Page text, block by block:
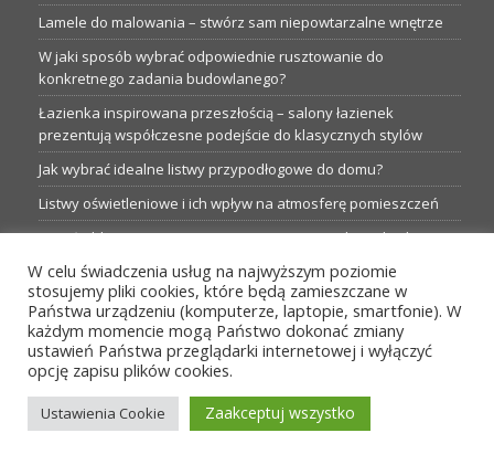
Lamele do malowania – stwórz sam niepowtarzalne wnętrze
W jaki sposób wybrać odpowiednie rusztowanie do
konkretnego zadania budowlanego?
Łazienka inspirowana przeszłością – salony łazienek
prezentują współczesne podejście do klasycznych stylów
Jak wybrać idealne listwy przypodłogowe do domu?
Listwy oświetleniowe i ich wpływ na atmosferę pomieszczeń
Garaże blaszane: Nieocenione magazyny podczas budowy
Profesjonalne hurtownie dla każdego budowlańca i instalatora
Proste metamorfozy aranżacji w łazience: 5 praktycznych
pomysłów
W celu świadczenia usług na najwyższym poziomie
stosujemy pliki cookies, które będą zamieszczane w
Państwa urządzeniu (komputerze, laptopie, smartfonie). W
każdym momencie mogą Państwo dokonać zmiany
ustawień Państwa przeglądarki internetowej i wyłączyć
opcję zapisu plików cookies.
Ustawienia Cookie Zaakceptuj wszystko